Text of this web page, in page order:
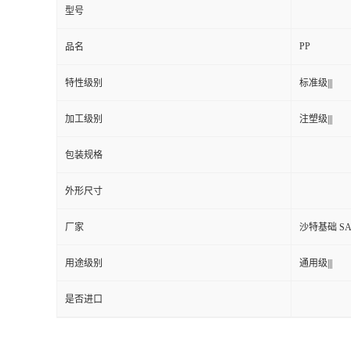
型号
品名 PP
特性级别 标准级|||
加工级别 注塑级|||
包装规格
外形尺寸
厂家 沙特基础
用途级别 通用级|||
是否进口